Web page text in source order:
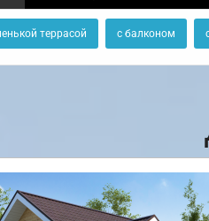
террасой с балконом